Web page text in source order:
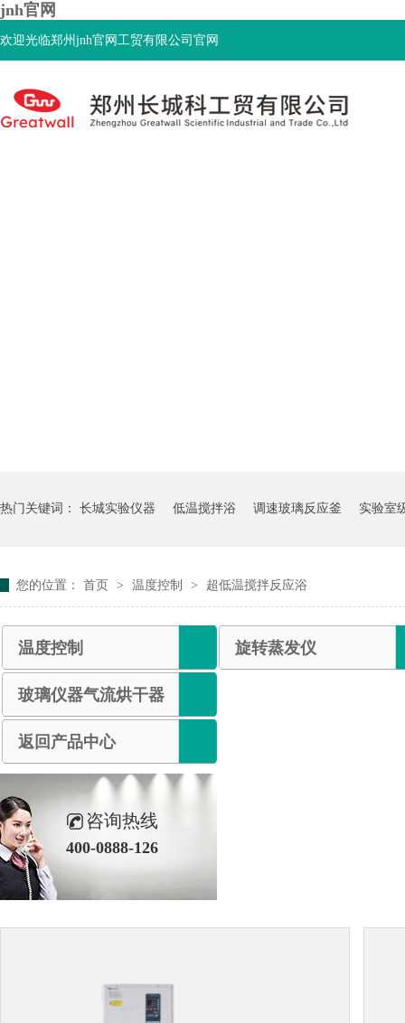
jnh官网
欢迎光临郑州jnh官网工贸有限公司官网
热门关键词： 长城实验仪器 低温搅拌浴 调速玻璃反应釜 实验室
您的位置： 首页 > 温度控制 > 超低温搅拌反应浴
温度控制 旋转蒸发仪
玻璃仪器气流烘干器
返回产品中心
咨询热线
400-0888-126